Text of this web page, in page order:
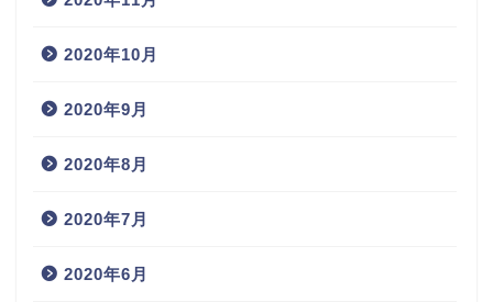
2020年10月
2020年9月
2020年8月
2020年7月
2020年6月